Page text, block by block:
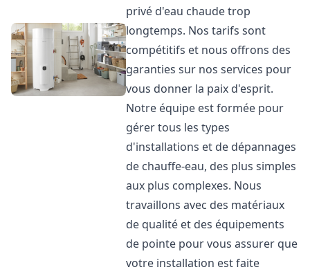
privé d'eau chaude trop
longtemps. Nos tarifs sont
compétitifs et nous offrons des
garanties sur nos services pour
vous donner la paix d'esprit.
Notre équipe est formée pour
gérer tous les types
d'installations et de dépannages
de chauffe-eau, des plus simples
aux plus complexes. Nous
travaillons avec des matériaux
de qualité et des équipements
de pointe pour vous assurer que
votre installation est faite